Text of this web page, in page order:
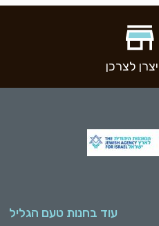
לצרכן
עוד בחנות טעם הגליל